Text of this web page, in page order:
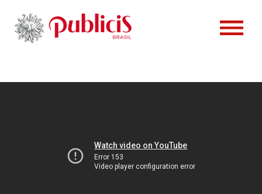
VAGAS
NOTÍCIAS